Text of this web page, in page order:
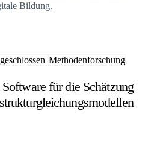
Bildung.
Methodenforschung
für die Schätzung